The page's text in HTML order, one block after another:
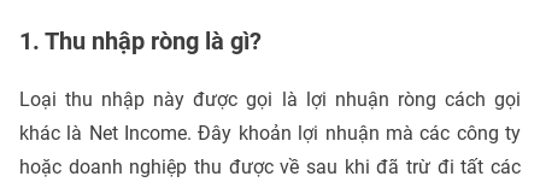
1. Thu nhập ròng là gì?
Loại thu nhập này được gọi là lợi nhuận ròng cách gọi
khác là Net Income. Đây khoản lợi nhuận mà các công ty
hoặc doanh nghiệp thu được về sau khi đã trừ đi tất các